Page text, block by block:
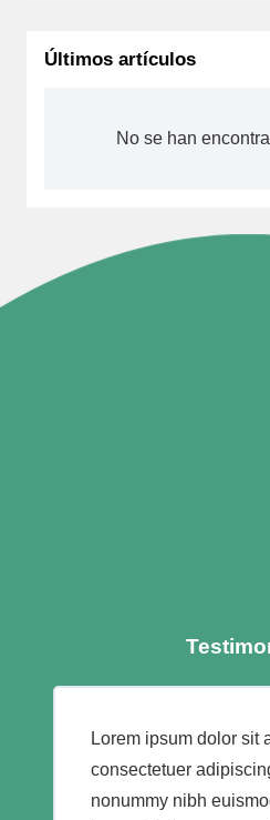
Últimos artículos
No se han
Lorem ipsum dolor sit
consectetuer
nonummy nibh